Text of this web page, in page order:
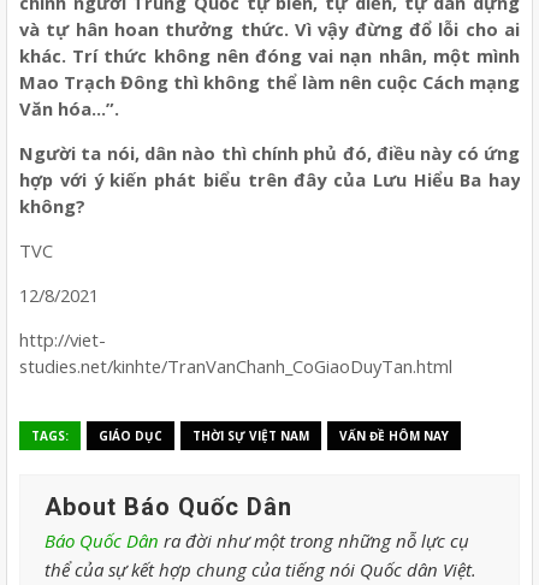
và tự hân hoan thưởng thức. Vì vậy đừng đổ lỗi cho ai
khác. Trí thức không nên đóng vai nạn nhân, một mình
Mao Trạch Đông thì không thể làm nên cuộc Cách mạng
Văn hóa…”.
Người ta nói, dân nào thì chính phủ đó, điều này có ứng
hợp với ý kiến phát biểu trên đây của Lưu Hiểu Ba hay
không?
TVC
12/8/2021
http://viet-
studies.net/kinhte/TranVanChanh_CoGiaoDuyTan.html
TAGS: GIÁO DỤC THỜI SỰ VIỆT NAM VẤN ĐỀ HÔM NAY
About Báo Quốc Dân
Báo Quốc Dân ra đời như một trong những nỗ lực cụ
thể của sự kết hợp chung của tiếng nói Quốc dân Việt.